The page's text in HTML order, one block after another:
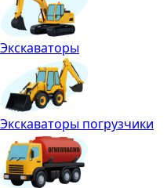
Экскаваторы
Экскаваторы погрузчики